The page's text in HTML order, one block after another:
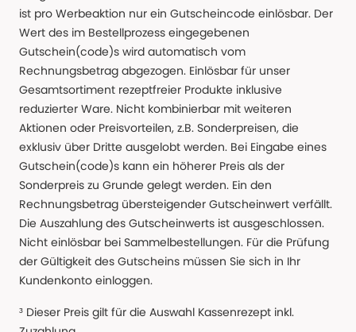
ist pro Werbeaktion nur ein Gutscheincode einlösbar. Der
Wert des im Bestellprozess eingegebenen
Gutschein(code)s wird automatisch vom
Rechnungsbetrag abgezogen. Einlösbar für unser
Gesamtsortiment rezeptfreier Produkte inklusive
reduzierter Ware. Nicht kombinierbar mit weiteren
Aktionen oder Preisvorteilen, z.B. Sonderpreisen, die
exklusiv über Dritte ausgelobt werden. Bei Eingabe eines
Gutschein(code)s kann ein höherer Preis als der
Sonderpreis zu Grunde gelegt werden. Ein den
Rechnungsbetrag übersteigender Gutscheinwert verfällt.
Die Auszahlung des Gutscheinwerts ist ausgeschlossen.
Nicht einlösbar bei Sammelbestellungen. Für die Prüfung
der Gültigkeit des Gutscheins müssen Sie sich in Ihr
Kundenkonto einloggen.
³ Dieser Preis gilt für die Auswahl Kassenrezept inkl.